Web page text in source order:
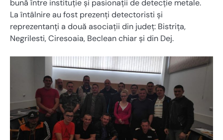
bună între instituție și pasionații de detecție metale.
La întâlnire au fost prezenți detectoristi și
reprezentanți a două asociații din județ: Bistrița,
Negrilesti, Ciresoaia, Beclean chiar și din Dej.